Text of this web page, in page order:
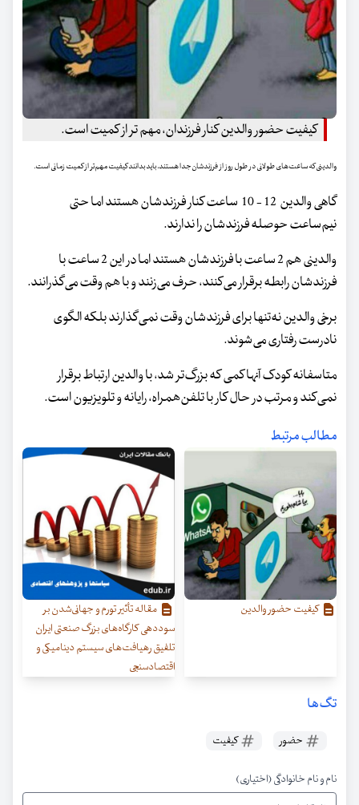
کیفیت حضور والدین کنار فرزندان، مهم تر از کمیت است.
والدینی که ساعت‌های طولانی در طول روز از فرزندشان جدا هستند، باید بدانند کیفیت مهم‌تر از کمیت زمانی است.
گاهی والدین 12 - 10 ساعت کنار فرزندشان هستند اما حتی
نیم‌ساعت حوصله فرزندشان را ندارند.
والدینی هم 2 ساعت با فرزندشان هستند اما در این 2 ساعت با
فرزندشان رابطه برقرار می‌کنند، حرف می‌زنند و با هم وقت می‌گذرانند.
برخی والدین نه‌تنها برای فرزندشان وقت نمی‌گذارند بلکه الگوی
نادرست رفتاری می‌شوند.
متاسفانه کودک آنها کمی که بزرگ‌تر شد، با والدین ارتباط برقرار
نمی‌کند و مرتب در حال کار با تلفن‌همراه، رایانه و تلویزیون است.
مطالب مرتبط
کیفیت حضور والدین
مقاله تأثیر تورم و جهانی‌شدن بر
سوددهی کارگاه‌های بزرگ صنعتی ایران
تلفیق رهیافت‌های سیستم دینامیکی و
اقتصادسنجی
تگ‌ها
حضور کیفیت
نام و نام خانوادگی (اختیاری)